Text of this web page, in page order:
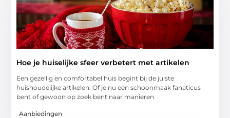
Hoe je huiselijke sfeer verbetert met artikelen
Een gezellig en comfortabel huis begint bij de juiste
huishoudelijke artikelen. Of je nu een schoonmaak fanaticus
bent of gewoon op zoek bent naar manieren
Aanbiedingen